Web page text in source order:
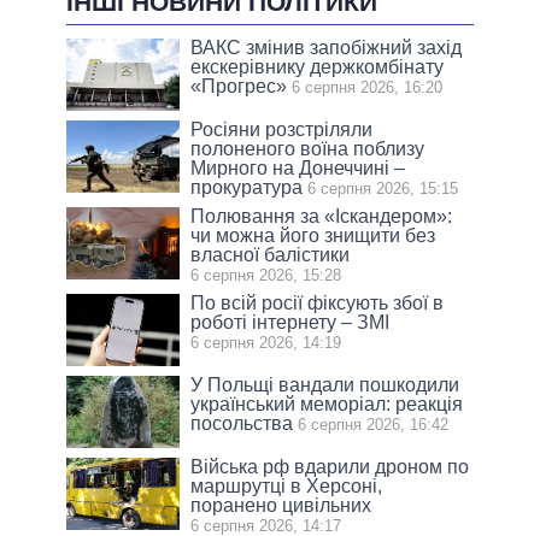
ВАКС змінив запобіжний захід
екскерівнику держкомбінату
«Прогрес» 6 серпня 2026, 16:20
Росіяни розстріляли
полоненого воїна поблизу
Мирного на Донеччині –
прокуратура 6 серпня 2026, 15:15
Полювання за «Іскандером»:
чи можна його знищити без
власної балістики
6 серпня 2026, 15:28
По всій росії фіксують збої в
роботі інтернету – ЗМІ
6 серпня 2026, 14:19
У Польщі вандали пошкодили
український меморіал: реакція
посольства 6 серпня 2026, 16:42
Війська рф вдарили дроном по
маршрутці в Херсоні,
поранено цивільних
6 серпня 2026, 14:17